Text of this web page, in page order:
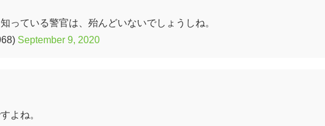
っている警官は、殆んどいないでしょうしね。
September 9, 2020
よね。